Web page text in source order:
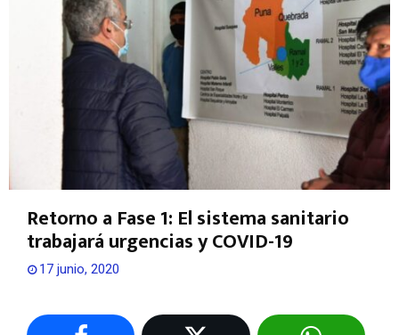
Retorno a Fase 1: El sistema sanitario
trabajará urgencias y COVID-19
17 junio, 2020